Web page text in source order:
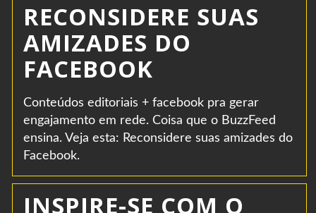
RECONSIDERE SUAS
AMIZADES DO
FACEBOOK
Conteúdos editoriais + facebook pra gerar
engajamento em rede. Coisa que o BuzzFeed
ensina. Veja esta: Reconsidere suas amizades do
Facebook.
INSPIRE-SE COM O